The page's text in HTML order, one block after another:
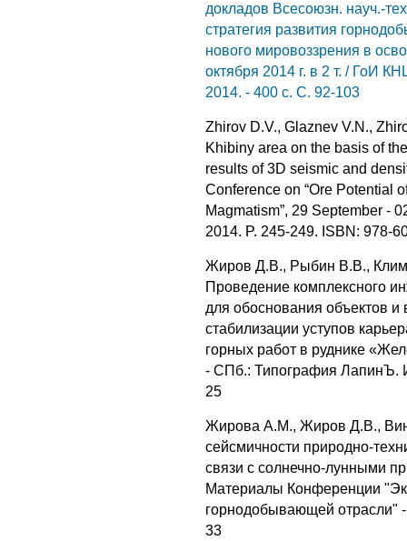
докладов Всесоюзн. науч.-
стратегия развития
нового мировоззрения в
октября 2014 г. в 2 т. / ГоИ
2014. - 400 с. С. 92-103
Zhirov D.V., Glaznev V.N.,
Khibiny area on the basis of
results of 3D seismic and
Conference on “Ore Potential
Magmatism”, 29 September -
2014. P. 245-249. ISBN: 978-
Жиров Д.В., Рыбин В.В.,
Проведение комплексного
для обоснования объектов
стабилизации уступов
горных работ в руднике
- СПб.: Типография ЛапинЪ.
25
Жирова А.М., Жиров Д.В.,
сейсмичности природно-
связи с солнечно-лунными
Материалы Конференции
горнодобывающей отрасли"
33